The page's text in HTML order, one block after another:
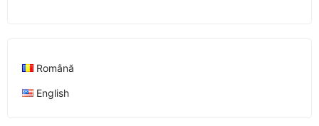
Română
English